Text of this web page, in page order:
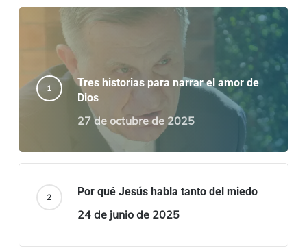
Tres historias para narrar el amor de
Dios
27 de octubre de 2025
Por qué Jesús habla tanto del miedo
24 de junio de 2025